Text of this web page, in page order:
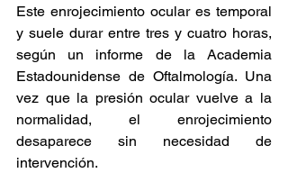
Este enrojecimiento ocular es temporal
y suele durar entre tres y cuatro horas,
según un informe de la Academia
Estadounidense de Oftalmología. Una
vez que la presión ocular vuelve a la
normalidad, el enrojecimiento
desaparece sin necesidad de
intervención.